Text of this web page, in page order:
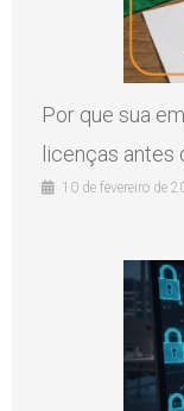
Por que sua
licenças
10 de fevereiro de